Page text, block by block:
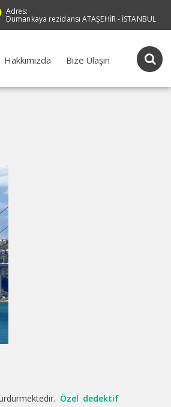
Adres:
Dumankaya rezidansı ATAŞEHİR - İSTANBUL
Hakkımızda Bize Ulaşın
Özel dedektif